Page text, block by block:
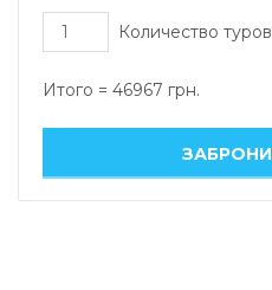
Количество туров
Итого = 46967 грн.